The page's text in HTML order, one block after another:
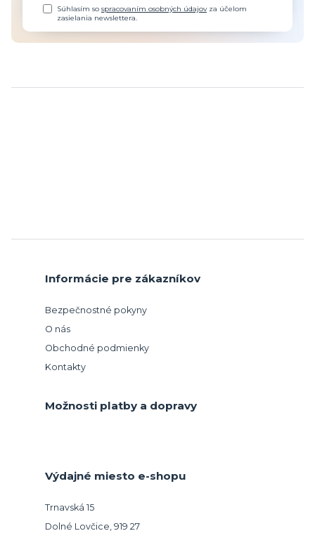
Súhlasím sospracovaním osobných údajovza účelom
zasielania newslettera.
Informácie pre zákazníkov
Bezpečnostné pokyny
O nás
Obchodné podmienky
Kontakty
Možnosti platby a dopravy
Výdajné miesto e-shopu
Trnavská 15
Dolné Lovčice, 919 27